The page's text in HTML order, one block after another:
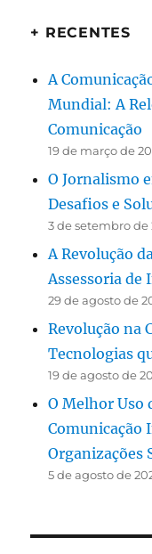
+ RECENTES
A
Mundial: A
Comunicação
19 de março de
O Jornalismo
Desafios e
3 de setembro de
A Revolução
Assessoria de
29 de agosto de
Revolução na
Tecnologias
19 de agosto de
O Melhor Uso
Comunicação
Organizações
5 de agosto de